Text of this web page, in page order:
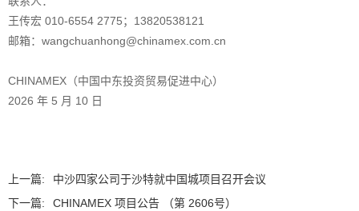
王传宏 010-6554 2775；13820538121
邮箱：wangchuanhong@chinamex.com.cn
CHINAMEX（中国中东投资贸易促进中心）
2026 年 5 月 10 日
上一篇:
中沙四家公司于沙特就中国城项目召开会议
下一篇:
CHINAMEX 项目公告 （第 2606号）